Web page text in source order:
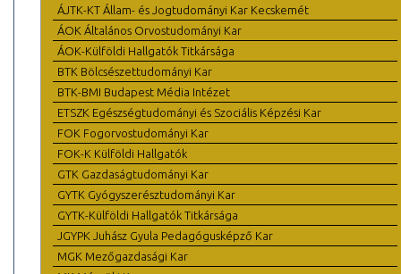
ÁJTK-KT Állam- és Jogtudományi Kar Kecskemét
ÁOK Általános Orvostudományi Kar
ÁOK-Külföldi Hallgatók Titkársága
BTK Bölcsészettudományi Kar
BTK-BMI Budapest Média Intézet
ETSZK Egészségtudományi és Szociális Képzési Kar
FOK Fogorvostudományi Kar
FOK-K Külföldi Hallgatók
GTK Gazdaságtudományi Kar
GYTK Gyógyszerésztudományi Kar
GYTK-Külföldi Hallgatók Titkársága
JGYPK Juhász Gyula Pedagógusképző Kar
MGK Mezőgazdasági Kar